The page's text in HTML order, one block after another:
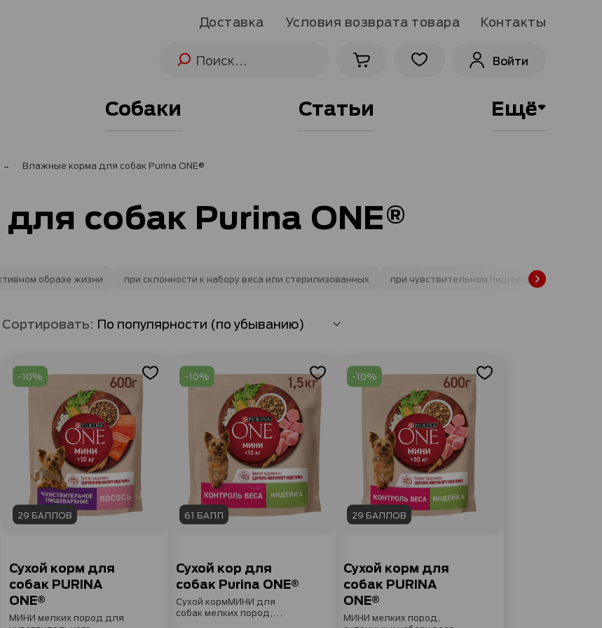
Доставка Условия возврата товара Контакты
Войти
Собаки Статьи Ещё
Влажные корма для собак Purina ONE®
собак Purina ONE®
образе жизни при склонности к набору веса или стерилизованных при чувствительном пищеварении
Сортировать:
-10%
29 БАЛЛОВ
Сухой корм для
собак PURINA
ONE®
МИНИ мелких пород для
-10%
61 БАЛЛ
Сухой кор для
собак Purina ONE®
Сухой кормМИНИ для
собак мелких пород,
-10%
29 БАЛЛОВ
Сухой корм для
собак PURINA
ONE®
МИНИ мелких пород,